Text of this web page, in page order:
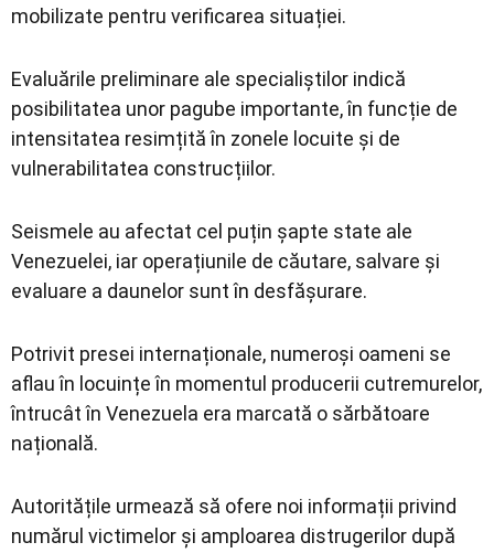
mobilizate pentru verificarea situației.
Evaluările preliminare ale specialiștilor indică
posibilitatea unor pagube importante, în funcție de
intensitatea resimțită în zonele locuite și de
vulnerabilitatea construcțiilor.
Seismele au afectat cel puțin șapte state ale
Venezuelei, iar operațiunile de căutare, salvare și
evaluare a daunelor sunt în desfășurare.
Potrivit presei internaționale, numeroși oameni se
aflau în locuințe în momentul producerii cutremurelor,
întrucât în Venezuela era marcată o sărbătoare
națională.
Autoritățile urmează să ofere noi informații privind
numărul victimelor și amploarea distrugerilor după